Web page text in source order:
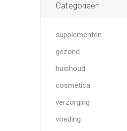
Categorieën
supplementen
gezond
huishoud
cosmetica
verzorging
voeding